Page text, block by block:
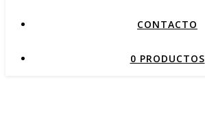
CONTACTO
0 PRODUCTOS